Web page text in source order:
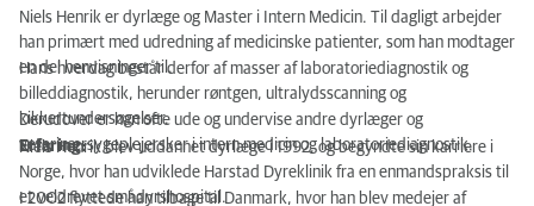
Niels Henrik er dyrlæge og Master i Intern Medicin. Til dagligt arbejder
han primært med udredning af medicinske patienter, som han modtager
en del henvisninger til.
Hans hverdag består derfor af masser af laboratoriediagnostik og
billeddiagnostik, herunder røntgen, ultralydsscanning og
kikkertundersøgelser.
Derudover er han ofte ude og undervise andre dyrlæger og
veterinærsygeplejersker i intern medicin og laboratoriediagnostik.
Erfaring:
Niels Henrik blev uddannet dyrlæge i 1992, og begyndte sin karriere i
Norge, hvor han udviklede Harstad Dyreklinik fra en enmandspraksis til
et veldrevet smådyrshospital.
I 2002 flyttede han tilbage til Danmark, hvor han blev medejer af